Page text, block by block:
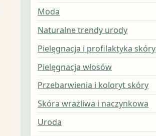
Moda
Naturalne trendy urody
Pielęgnacja i profilaktyka skóry
Pielęgnacja włosów
Przebarwienia i koloryt skóry
Skóra wrażliwa i naczynkowa
Uroda